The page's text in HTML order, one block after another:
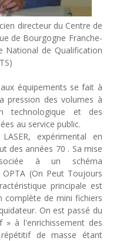
directeur du Centre de
de Bourgogne Franche-
National de Qualification
équipements se fait à
pression des volumes à
technologique et des
au service public.
expérimental en
des années 70 . Sa mise
à un schéma
(On Peut Toujours
principale est
complète de mini fichiers
On est passé du
» à l'enrichissement des
de masse étant